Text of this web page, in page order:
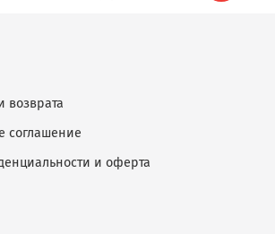
возврата
соглашение
и оферта